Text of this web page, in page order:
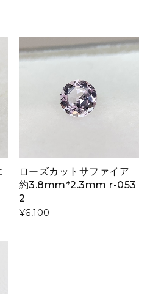
ローズカットサファイア
約3.8mm*2.3mm r-053
2
¥6,100